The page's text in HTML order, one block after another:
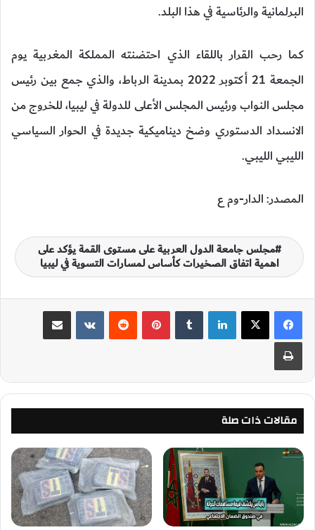
البرلمانية والرئاسية في هذا البلد.
كما رحب القرار باللقاء الذي احتضنته المملكة المغربية يوم
الجمعة 21 أكتوبر 2022 بمدينة الرباط، والذي جمع بين رئيس
مجلس النواب ورئيس المجلس الأعلى للدولة في ليبيا، للخروج من
الانسداد الدستوري وضخ ديناميكية جديدة في الحوار السياسي
الليبي الليبي.
المصدر: الدار-وم ع
مجلس جامعة الدول العربية على مستوى القمة يؤكد على
اهمية اتفاق الصخيرات كأساس لمسارات التسوية في ليبيا
لينكدإن بينتيريست
مقالات ذات صلة